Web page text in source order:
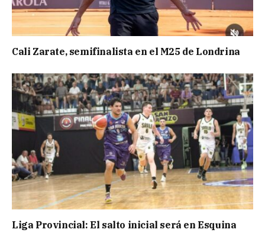
Cali Zarate, semifinalista en el M25 de Londrina
Liga Provincial: El salto inicial será en Esquina